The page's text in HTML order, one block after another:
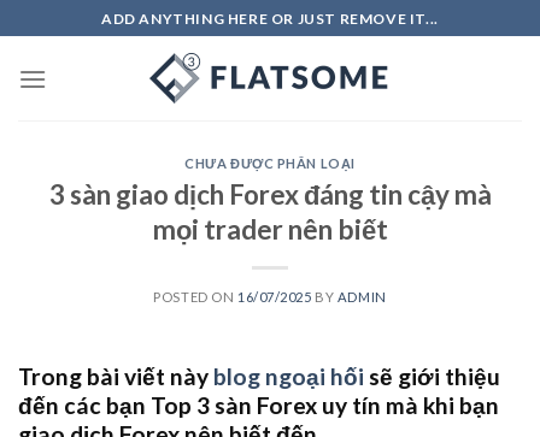
to
content
ADD ANYTHING HERE OR JUST REMOVE IT...
CHƯA ĐƯỢC PHÂN LOẠI
3 sàn giao dịch Forex đáng tin cậy mà
mọi trader nên biết
POSTED ON 16/07/2025 BY ADMIN
Trong bài viết này blog ngoại hối sẽ giới thiệu
đến các bạn Top 3 sàn Forex uy tín mà khi bạn